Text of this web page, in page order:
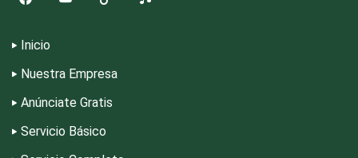
Equipos Médicos
Escuelas de Artes
Inicio
Nuestra Empresa
Anúnciate Gratis
Servicio Básico